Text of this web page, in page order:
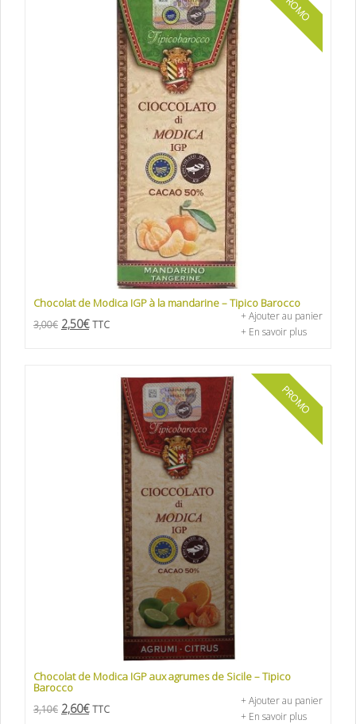
PROMO
Chocolat de Modica IGP à la mandarine – Tipico Barocco
3,00€ 2,50€ TTC
+ Ajouter au panier
+ En savoir plus
PROMO
Chocolat de Modica IGP aux agrumes de Sicile – Tipico
Barocco
3,10€ 2,60€ TTC
+ Ajouter au panier
+ En savoir plus